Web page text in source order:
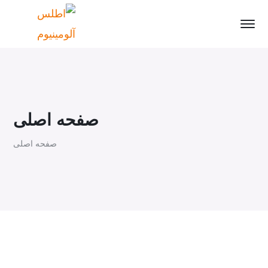
صفحه اصلی
صفحه اصلی